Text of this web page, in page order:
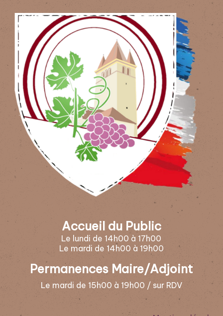
Accueil du Public
Le lundi de 14h00 à 17h00
Le mardi de 14h00 à 19h00
Permanences Maire/Adjoint
Le mardi de 15h00 à 19h00 / sur RDV